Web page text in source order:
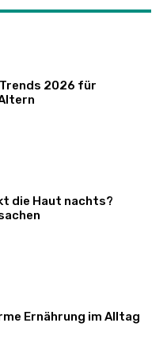
2026 für
die Haut nachts?
Ernährung im Alltag